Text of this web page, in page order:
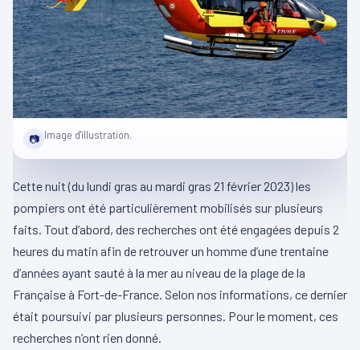
📷 Image d'illustration.
Cette nuit (du lundi gras au mardi gras 21 février 2023) les
pompiers ont été particulièrement mobilisés sur plusieurs
faits. Tout d’abord, des recherches ont été engagées depuis 2
heures du matin afin de retrouver un homme d’une trentaine
d’années ayant sauté à la mer au niveau de la plage de la
Française à Fort-de-France. Selon nos informations, ce dernier
était poursuivi par plusieurs personnes. Pour le moment, ces
recherches n’ont rien donné.